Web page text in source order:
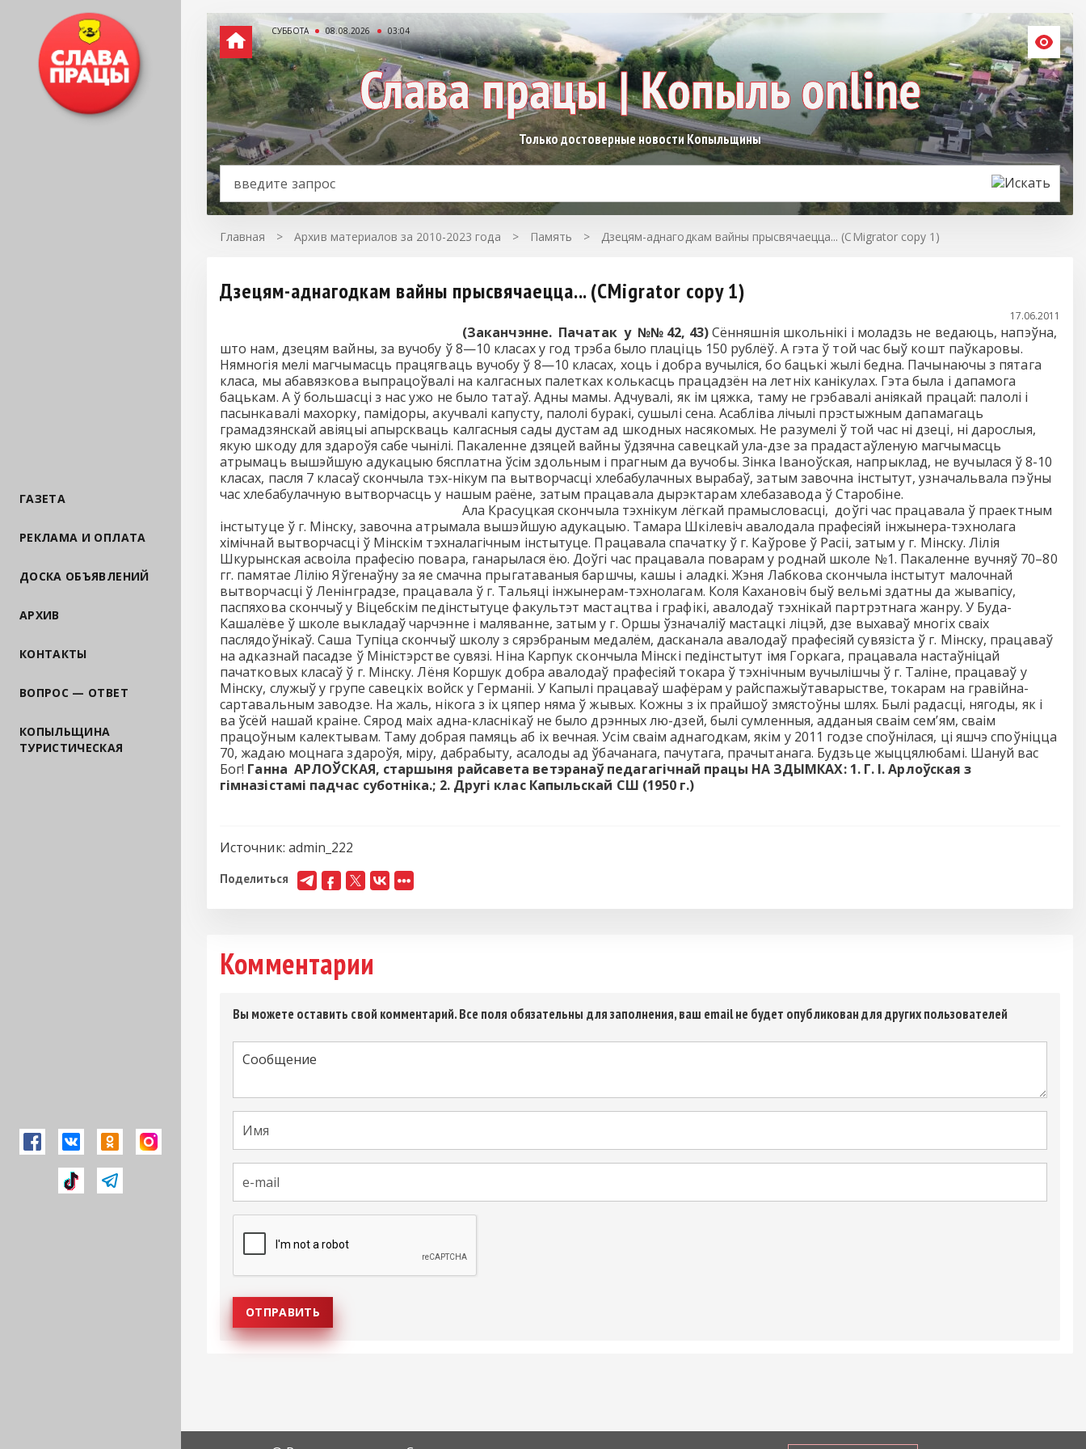
ГАЗЕТА
РЕКЛАМА И ОПЛАТА
ДОСКА ОБЪЯВЛЕНИЙ
АРХИВ
КОНТАКТЫ
ВОПРОС — ОТВЕТ
КОПЫЛЬЩИНА
ТУРИСТИЧЕСКАЯ
СУББОТА 08.08.2026 03:04
Только достоверные новости Копыльщины
Главная > Архив материалов за 2010-2023 года > Память > Дзецям-аднагодкам вайны прысвячаецца... (CMigrator copy 1)
Дзецям-аднагодкам вайны прысвячаецца... (CMigrator copy 1)
17.06.2011
(Заканчэнне. Пачатак у №№ 42, 43)Сённяшнія школьнікі і моладзь не ведаюць, напэўна,
што нам, дзецям вайны, за вучобу ў 8—10 класах у год трэба было плаціць 150 рублёў. А гэта ў той час быў кошт паўкаровы.
Нямногія мелі магчымасць працягваць вучобу ў 8—10 класах, хоць і добра вучыліся, бо бацькі жылі бедна. Пачынаючы з пятага
класа, мы абавязкова выпрацоўвалі на калгасных палетках колькасць працадзён на летніх канікулах. Гэта была і дапамога
бацькам. А ў большасці з нас ужо не было татаў. Адны мамы. Адчувалі, як ім цяжка, таму не грэбавалі аніякай працай: палолі і
пасынкавалі махорку, памідоры, акучвалі капусту, палолі буракі, сушылі сена. Асабліва лічылі прэстыжным дапамагаць
грамадзянскай авіяцыі апырскваць калгасныя сады дустам ад шкодных насякомых. Не разумелі ў той час ні дзеці, ні дарослыя,
якую шкоду для здароўя сабе чынілі. Пакаленне дзяцей вайны ўдзячна савецкай ула-дзе за прадастаўленую магчымасць
атрымаць вышэйшую адукацыю бясплатна ўсім здольным і прагным да вучобы. Зінка Іваноўская, напрыклад, не вучылася ў 8-10
класах, пасля 7 класаў скончыла тэх-нікум па вытворчасці хлебабулачных вырабаў, затым завочна інстытут, узначальвала пэўны
час хлебабулачную вытворчасць у нашым раёне, затым працавала дырэктарам хлебазавода ў Старобіне.
Ала Красуцкая скончыла тэхнікум лёгкай прамысловасці, доўгі час працавала ў праектным
інстытуце ў г. Мінску, завочна атрымала вышэйшую адукацыю. Тамара Шкілевіч авалодала прафесіяй інжынера-тэхнолага
хімічнай вытворчасці ў Мінскім тэхналагічным інстытуце. Працавала спачатку ў г. Каўрове ў Расіі, затым у г. Мінску. Лілія
Шкурынская асвоіла прафесію повара, ганарылася ёю. Доўгі час працавала поварам у роднай школе №1. Пакаленне вучняў 70–80
гг. памятае Лілію Яўгенаўну за яе смачна прыгатаваныя баршчы, кашы і аладкі. Жэня Лабкова скончыла інстытут малочнай
вытворчасці ў Ленінградзе, працавала ў г. Тальяці інжынерам-тэхнолагам. Коля Кахановіч быў вельмі здатны да жывапісу,
паспяхова скончыў у Віцебскім педінстытуце факультэт мастацтва і графікі, авалодаў тэхнікай партрэтнага жанру. У Буда-
Кашалёве ў школе выкладаў чарчэнне і маляванне, затым у г. Оршы ўзначаліў мастацкі ліцэй, дзе выхаваў многіх сваіх
паслядоўнікаў. Саша Тупіца скончыў школу з сярэбраным медалём, дасканала авалодаў прафесіяй сувязіста ў г. Мінску, працаваў
на адказнай пасадзе ў Міністэрстве сувязі. Ніна Карпук скончыла Мінскі педінстытут імя Горкага, працавала настаўніцай
пачатковых класаў ў г. Мінску. Лёня Коршук добра авалодаў прафесіяй токара ў тэхнічным вучылішчы ў г. Таліне, працаваў у
Мінску, служыў у групе савецкіх войск у Германіі. У Капылі працаваў шафёрам у райспажыўтаварыстве, токарам на гравійна-
сартавальным заводзе. На жаль, нікога з іх цяпер няма ў жывых. Кожны з іх прайшоў змястоўны шлях. Былі радасці, нягоды, як і
ва ўсёй нашай краіне. Сярод маіх адна-класнікаў не было дрэнных лю-дзей, былі сумленныя, адданыя сваім сем’ям, сваім
працоўным калектывам. Таму добрая памяць аб іх вечная. Усім сваім аднагодкам, якім у 2011 годзе споўнілася, ці яшчэ споўніцца
70, жадаю моцнага здароўя, міру, дабрабыту, асалоды ад ўбачанага, пачутага, прачытанага. Будзьце жыццялюбамі. Шануй вас
Бог! Ганна АРЛОЎСКАЯ, старшыня райсавета ветэранаўпедагагічнай працы НА ЗДЫМКАХ: 1. Г. І. Арлоўская з
гімназістамі падчас суботніка.; 2. Другі клас Капыльскай СШ (1950 г.)
Источник: admin_222
Поделиться
Комментарии
Вы можете оставить свой комментарий. Все поля обязательны для заполнения, ваш email не будет опубликован для других пользователей